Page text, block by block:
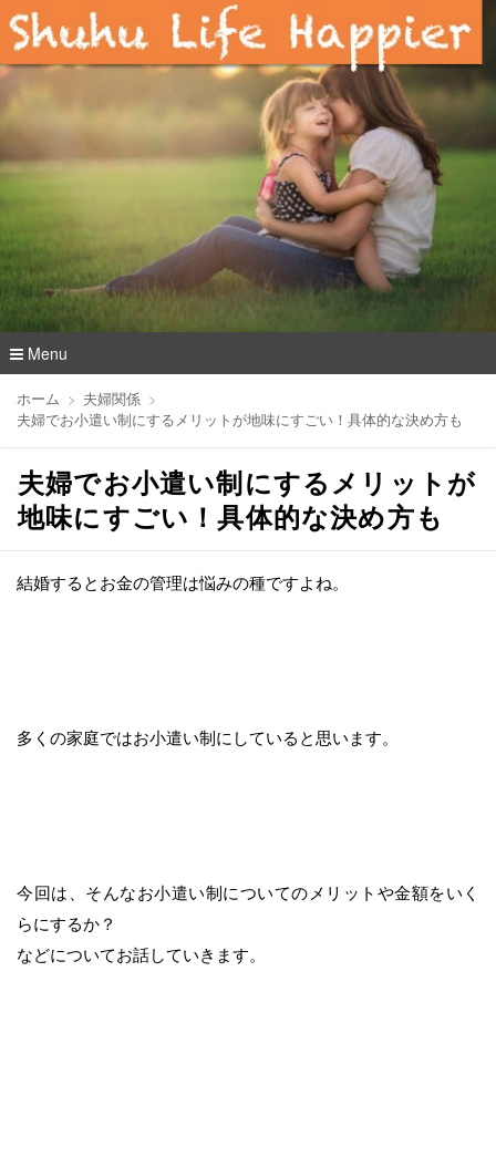
Menu
ン
動
ホーム
夫婦関係
夫婦でお小遣い制にするメリットが地味にすごい！具体的な決め方も
夫婦でお小遣い制にするメリットが
地味にすごい！具体的な決め方も
結婚するとお金の管理は悩みの種ですよね。
多くの家庭ではお小遣い制にしていると思います。
今回は、そんなお小遣い制についてのメリットや金額をいく
らにするか？
などについてお話していきます。